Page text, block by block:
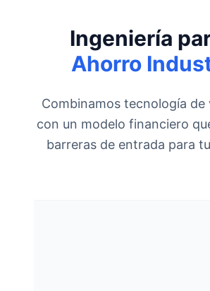
Ingeniería
Ahorro
Combinamos tecnología de
con un modelo financiero
barreras de entrada para